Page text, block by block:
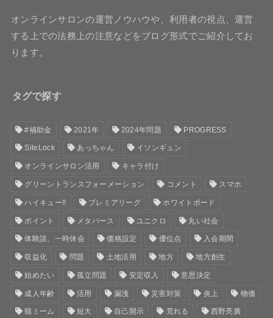
オンラインサロンの運営ノウハウや、利用者の視点、運営
する上での法務上の注意などをブログ形式でご紹介してお
ります。
タグで探す
#補助金 2021年 2024年問題 PROGRESS
SiteLock あっちゃん イソンギュン
オンラインサロン活用 キャラ付け
グリーントランスフォーメーション コメント スマホ
ハイキュー!! プレミアリーグ ホワイトボード
ポイント メタバース ユニクロ 丸い社会
体験談、一時休会 価格設定 優位点 入会期間
収益化 問題 土地活用 地方 地方創生
始めたい 孤立問題 安定収入 意思決定
成人年齢 活用 漏洩 災害対策 炎上 物価
猫ミーム 短大 自己開示 荒れる 西野亮廣